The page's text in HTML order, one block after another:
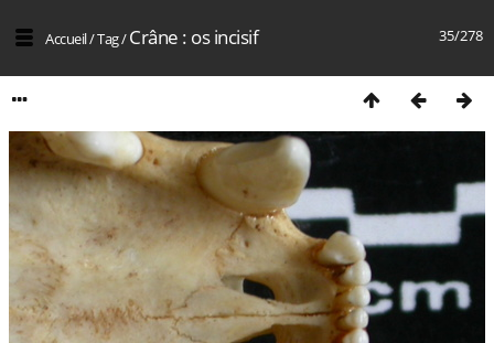
35/278
Accueil/Tag/Crâne : os incisif